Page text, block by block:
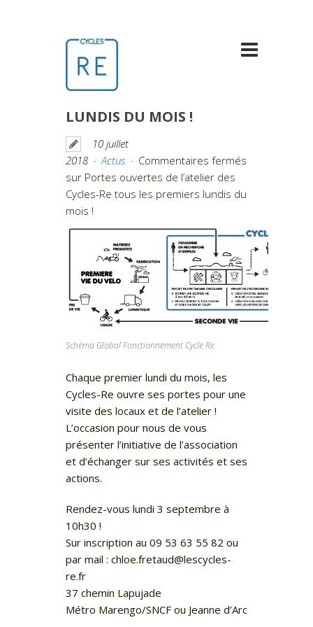
PORTES OUVERTES DE
L’ATELIER DES CYCLES-RE
LUNDIS DU MOIS !
10 juillet
2018
Actus
Commentaires fermés
sur Portes ouvertes de l’atelier des
Cycles-Re tous les premiers lundis du
mois !
Schéma Global Fonctionnement Cycle Re
Chaque premier lundi du mois, les
Cycles-Re ouvre ses portes pour une
visite des locaux et de l’atelier !
L’occasion pour nous de vous
présenter l’initiative de l’association
et d’échanger sur ses activités et ses
actions.
Rendez-vous lundi 3 septembre à
10h30 !
Sur inscription au 09 53 63 55 82 ou
par mail : chloe.fretaud@lescycles-
re.fr
37 chemin Lapujade
Métro Marengo/SNCF ou Jeanne d’Arc